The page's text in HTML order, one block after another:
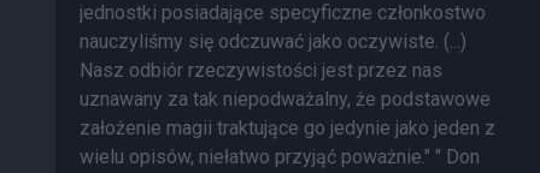
jednostki posiadające specyficzne członkostwo
nauczyliśmy się odczuwać jako oczywiste. (...)
Nasz odbiór rzeczywistości jest przez nas
uznawany za tak niepodważalny, że podstawowe
założenie magii traktujące go jedynie jako jeden z
wielu opisów, niełatwo przyjąć poważnie." " Don